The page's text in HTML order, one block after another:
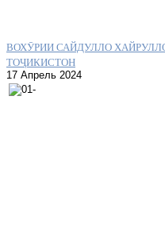
ВОХӮРИИ САЙДУЛЛО
ТОҶИКИСТОН
17 Апрель 2024